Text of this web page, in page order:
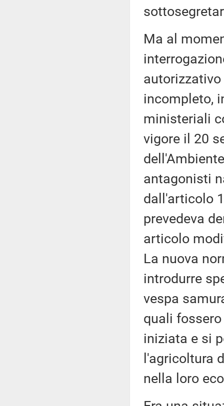
Ma al
incompleto,
ministeriali
vigore il 20
antagonisti
dall'articolo
prevedeva
articolo
La nuova
introdurre
vespa
quali
iniziata e si
l'agricoltura
nella loro